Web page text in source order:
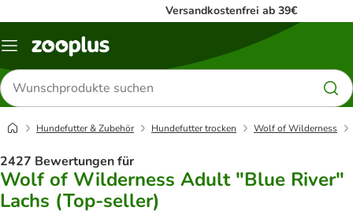
Versandkostenfrei ab 39€
Menü
Produkte
suchen
Hundefutter & Zubehör Hundefutter trocken Wolf of Wilderness
2427 Bewertungen für
Wolf of Wilderness Adult "Blue River"
Lachs (Top-seller)